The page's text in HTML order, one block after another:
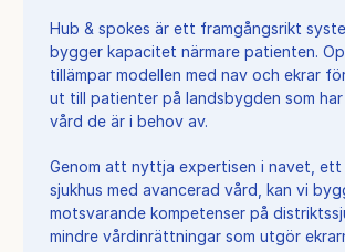
Hub & spokes är ett framgångsrikt
bygger kapacitet närmare patienten.
tillämpar modellen med nav och ekrar
ut till patienter på landsbygden som
vård de är i behov av.
Genom att nyttja expertisen i navet,
sjukhus med avancerad vård, kan vi
motsvarande kompetenser på
mindre vårdinrättningar som utgör